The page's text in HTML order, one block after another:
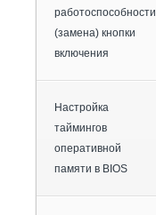
работоспособности
(замена) кнопки
включения
Настройка
таймингов
оперативной
памяти в BIOS